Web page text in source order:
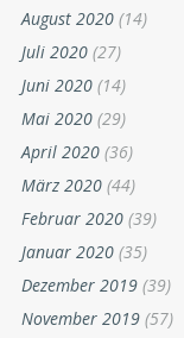
August 2020 (14)
Juli 2020 (27)
Juni 2020 (14)
Mai 2020 (29)
April 2020 (36)
März 2020 (44)
Februar 2020 (39)
Januar 2020 (35)
Dezember 2019 (39)
November 2019 (57)